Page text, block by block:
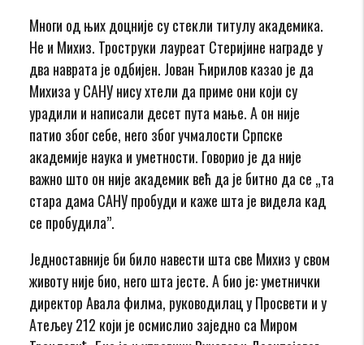
Многи од њих доцније су стекли титулу академика.
Не и Михиз. Троструки лауреат Стеријине награде у
два наврата је одбијен. Јован Ћирилов казао је да
Михиза у САНУ нису хтели да приме они који су
урадили и написали десет пута мање. А он није
патио због себе, него због учмалости Српске
академије наука и уметности. Говорио је да није
важно што он није академик већ да је битно да се „та
стара дама САНУ пробуди и каже шта је видела кад
се пробудила”.
Једноставније би било навести шта све Михиз у свом
животу није био, него шта јесте. A био је: уметнички
директор Авала филма, руководилац у Просвети и у
Атељеу 212 који је осмислио заједно са Миром